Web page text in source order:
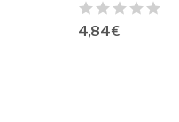
4,84 €